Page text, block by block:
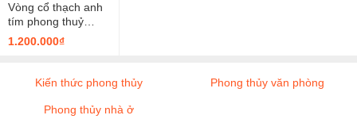
Vòng cổ thạch anh
tím phong thuỷ
VCTT4
1.200.000₫
Kiến thức phong thủy Phong thủy văn phòng
Phong thủy nhà ở